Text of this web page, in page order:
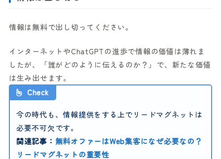
情報は無料で出し切ってください。
インターネットやChatGPTの進歩で情報の価値は薄れま
したが、「誰がどのように伝えるのか？」で、新たな価値
は生み出せます。
Check
今の時代も、情報提供をする上でリードマグネットは
必要不可欠です。
関連記事： 無料オファーはWeb集客になぜ必要なの？
リードマグネットの重要性